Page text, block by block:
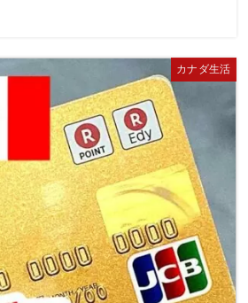
カナダ生活